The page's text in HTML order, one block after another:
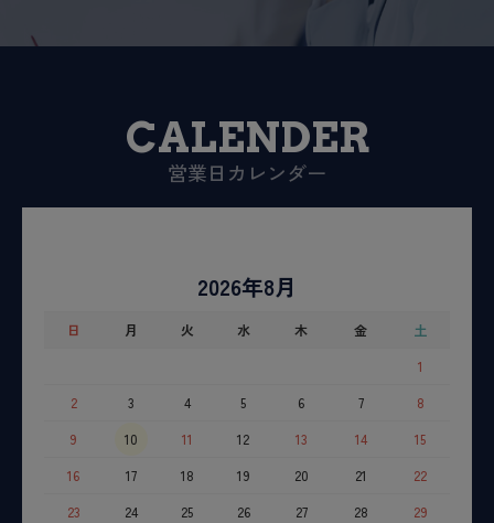
CALENDER
営業日カレンダー
2026年8月
日 月 火 水 木 金
土
1
2
3 4 5 6 7
8
9
10 11 12 13 14
15
16
17 18 19 20 21
22
23
24 25 26 27 28
29